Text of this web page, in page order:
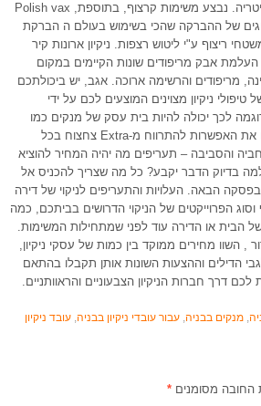
זכוכית וקרמיקה וחפצים לסניטריה. נבצע משימות קרצוף, בתוספת, Polish vax
של ההברקה שהכי בשימוש בעולם ה הברקת
ריצוף ע"י ליטוש רצפות. ניקיון ארונות קיר
אבק מריפודים שונות הקיימים במקום
מריפודים והרשימה ארוכה. אגב, יש ביכולתכם
ניקיון מצוינים המוצעים לכם על ידי
לכך יכולה להיות בית עסק של מנקים כמו
אקסטרה קלין המעניקה לכם את האפשרות להתרווח מ-Extra צחצוח בכל
והסביבה – תעריפים מה יהיה המחיר להוציא
למה בדיוק הדבר יקבע? כל מה שצריך להכניס אל
הבאה. העלויות והתעריפים לניקוי של דירה
הפרוייקטים של הניקוי הדרושים בביתכם, כמה
הבית או הדירה עוד לפני שמתחילות המשימות.
, השוו מחירים ממוקד בין כמות של עסקי ניקיון,
הדילים וההצעות השונות אותן תקבלו בהתאם
דרך חברות הניקיון הצבעוניים והראוותניים.
, מנקים בבניה, עבור עובדי ניקיון בבניה, עובד ניקיון
החובה מסומנים *